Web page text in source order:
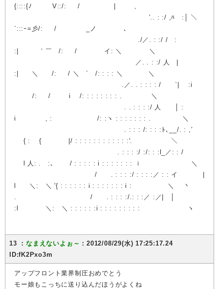
{::::{ﾉ V::/: / | 、
′.. : :/ ,ﾊ :│ ＼
`:::ｰ=彡/: / _ノ ､
./／. : :/ / :
:| ｀￣ /: / イ: ＼ ＼
／. . : :/ 人 |
:| ＼ /: / ＼ ´ /: : : : ＼ ＼
.／. . : : : : / `| :i
/: / i /: : : : : : : : . ＼
. . : : : :/ 人 │ :
i , : /: :ヽ : : : : : : : . ＼
. : : : /: : : :ﾄ､__/. : ,′
{ : { |/ : : : : : : : : : : : :'. ＼
. : : : :/ :/: : :l_／: : /
l 人: . :､ / : : : : : i : : : : : : : ｉ ＼
/ . : : : :/ : : : :／ : : イ |
l ＼: ＼ '{ : : : : : : i : : : : : : : i : ＼ 丶
. / . : : : :/.: : :／ :／| │
:l ＼: ＼ : : : : : :i : : : : : : : : : ヽ
13 ：なまえないよぉ～ ：2012/08/29(水) 17:25:17.24
ID:fK2Pxo3m
アップフロント業界制圧おめでとう
モー娘もこっちに送り込んだほうがよくね